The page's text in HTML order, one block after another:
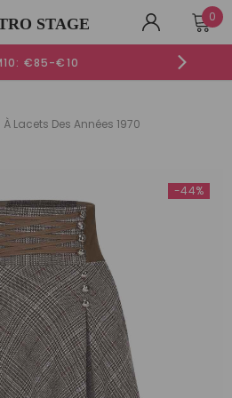
STAGE
-52%
Nouveau
ENCOLURE CŒUR ET
0
€85-€10
Lacets Des Années 1970
-44%